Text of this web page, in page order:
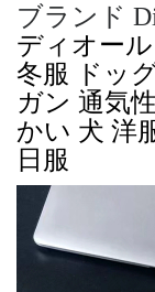
ブランド
ディオー
冬服 ドッ
ガン 通気
かい 犬 洋
日服